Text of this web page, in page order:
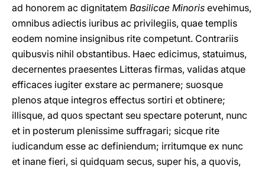
ad honorem ac dignitatem Basilicae Minoris evehimus,
omnibus adiectis iuribus ac privilegiis, quae templis
eodem nomine insignibus rite competunt. Contrariis
quibusvis nihil obstantibus. Haec edicimus, statuimus,
decernentes praesentes Litteras firmas, validas atque
efficaces iugiter exstare ac permanere; suosque
plenos atque integros effectus sortiri et obtinere;
illisque, ad quos spectant seu spectare poterunt, nunc
et in posterum plenissime suffragari; sicque rite
iudicandum esse ac definiendum; irritumque ex nunc
et inane fieri, si quidquam secus, super his, a quovis,